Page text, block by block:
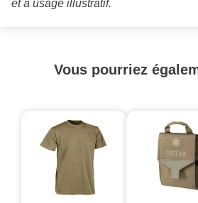
et à usage illustratif.
Vous pourriez